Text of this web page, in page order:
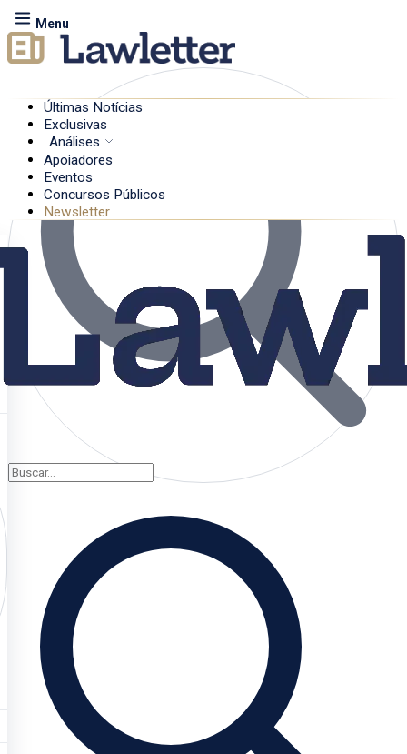
Menu
Últimas Notícias
Exclusivas
Análises
Apoiadores
Eventos
Concursos Públicos
Newsletter